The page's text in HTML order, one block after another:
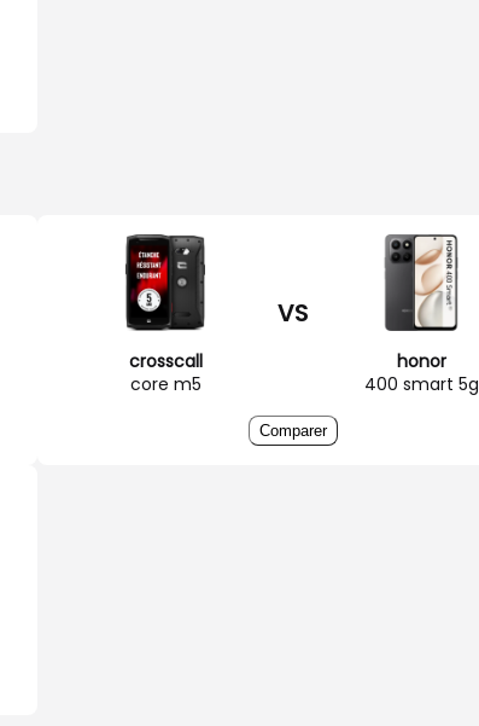
crosscall
core m5
VS
honor
400 smart 5g
Comparer